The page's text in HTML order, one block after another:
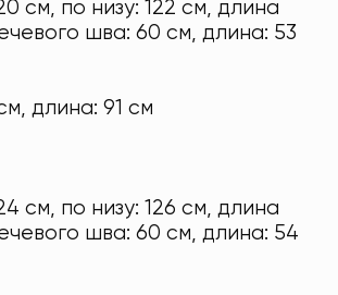
см, по низу: 122 см, длина
шва: 60 см, длина: 53
длина: 91 см
см, по низу: 126 см, длина
шва: 60 см, длина: 54